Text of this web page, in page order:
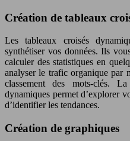
Création de tableaux
Les tableaux croisés
synthétiser vos données. Ils
calculer des statistiques en
analyser le trafic organique par
classement des mots-clés.
dynamiques permet d’explorer
d’identifier les tendances.
Création de graphiques